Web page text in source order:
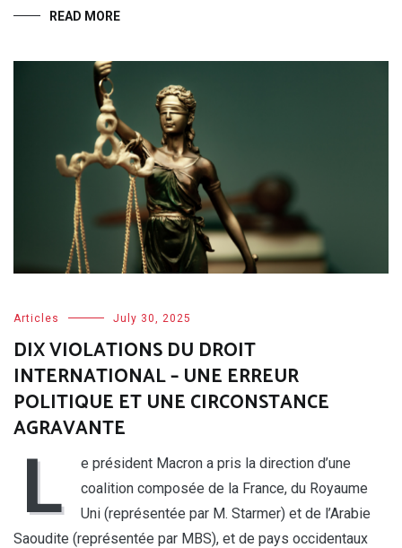
READ MORE
Articles July 30, 2025
DIX VIOLATIONS DU DROIT
INTERNATIONAL – UNE ERREUR
POLITIQUE ET UNE CIRCONSTANCE
AGRAVANTE
L
e président Macron a pris la direction d’une
coalition composée de la France, du Royaume
Uni (représentée par M. Starmer) et de l’Arabie
Saoudite (représentée par MBS), et de pays occidentaux